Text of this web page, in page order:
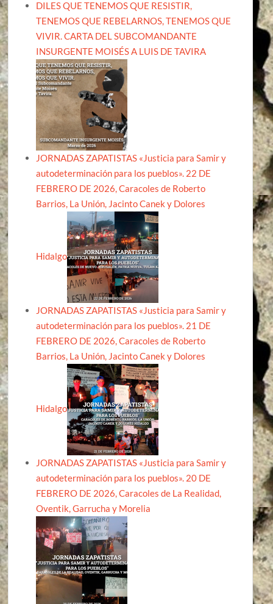
DILES QUE TENEMOS QUE RESISTIR,
TENEMOS QUE REBELARNOS, TENEMOS QUE
VIVIR. CARTA DEL SUBCOMANDANTE
INSURGENTE MOISÉS A LUIS DE TAVIRA
JORNADAS ZAPATISTAS «Justicia para Samir y
autodeterminación para los pueblos». 22 DE
FEBRERO DE 2026, Caracoles de Roberto
Barrios, La Unión, Jacinto Canek y Dolores
Hidalgo
JORNADAS ZAPATISTAS «Justicia para Samir y
autodeterminación para los pueblos». 21 DE
FEBRERO DE 2026, Caracoles de Roberto
Barrios, La Unión, Jacinto Canek y Dolores
Hidalgo
JORNADAS ZAPATISTAS «Justicia para Samir y
autodeterminación para los pueblos». 20 DE
FEBRERO DE 2026, Caracoles de La Realidad,
Oventik, Garrucha y Morelia